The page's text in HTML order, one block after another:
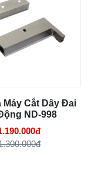
Máy Cắt Dây Đai
ND-998